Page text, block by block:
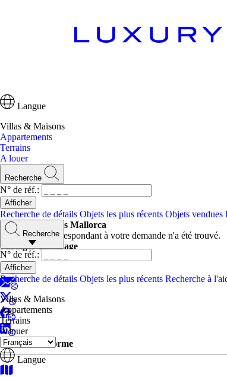
Langue
Villas & Maisons
Appartements
Terrains
A louer
Recherche
N° de réf.:
Recherche de détails Objets les plus récents Objets vendues
Recherche
N° de réf.:
Recherche de détails Objets les plus récents Recherche à
Villas & Maisons
Appartements
Terrains
A louer
Langue
Villas & Maisons Mallorca
Aucun objet correspondant à votre demande n'a été trouvé.
Partager cette page
Ibiza One informe